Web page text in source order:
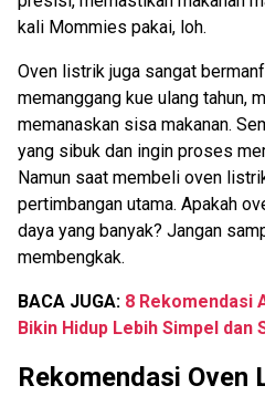
kali Mommies pakai, loh.
Oven listrik juga sangat
memanggang kue ulang tahun,
memanaskan sisa makanan.
yang sibuk dan ingin proses
Namun saat membeli oven
pertimbangan utama. Apakah
daya yang banyak? Jangan
membengkak.
BACA JUGA: 8 Rekomendasi
Bikin Hidup Lebih Simpel dan
Rekomendasi Oven